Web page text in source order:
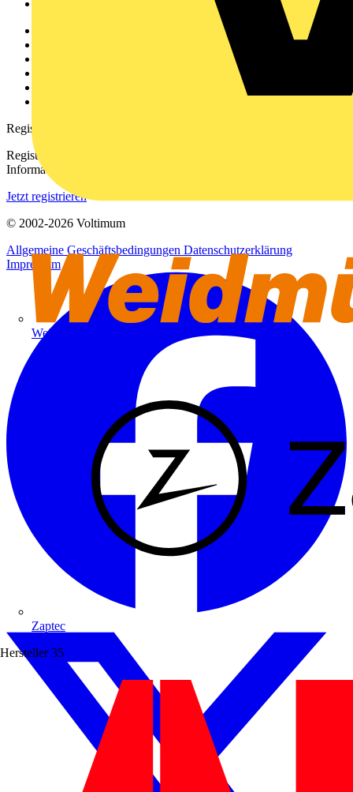
Weidmüller
Zaptec
Hersteller 35
Registrierung
Registrieren Sie sich kostenlos und erhalten Sie stets aktuelle
Informationen aus der Elektroindustrie.
Jetzt registrieren
© 2002-2026 Voltimum
Allgemeine Geschäftsbedingungen Datenschutzerklärung
Impressum